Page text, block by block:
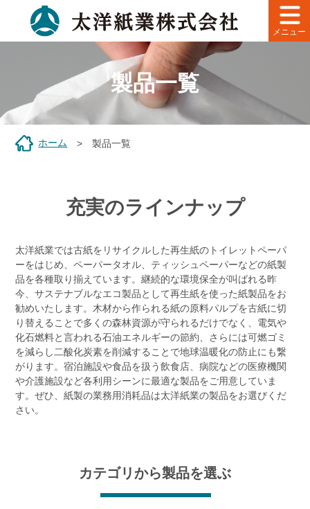
メニュー
製品一覧
ホーム 製品一覧
充実のラインナップ
太洋紙業では古紙をリサイクルした再生紙のトイレットペーパ
ーをはじめ、ペーパータオル、ティッシュペーパーなどの紙製
品を各種取り揃えています。継続的な環境保全が叫ばれる昨
今、サステナブルなエコ製品として再生紙を使った紙製品をお
勧めいたします。木材から作られる紙の原料パルプを古紙に切
り替えることで多くの森林資源が守られるだけでなく、電気や
化石燃料と言われる石油エネルギーの節約、さらには可燃ゴミ
を減らし二酸化炭素を削減することで地球温暖化の防止にも繋
がります。宿泊施設や食品を扱う飲食店、病院などの医療機関
や介護施設など各利用シーンに最適な製品をご用意していま
す。ぜひ、紙製の業務用消耗品は太洋紙業の製品をお選びくだ
さい。
カテゴリから製品を選ぶ